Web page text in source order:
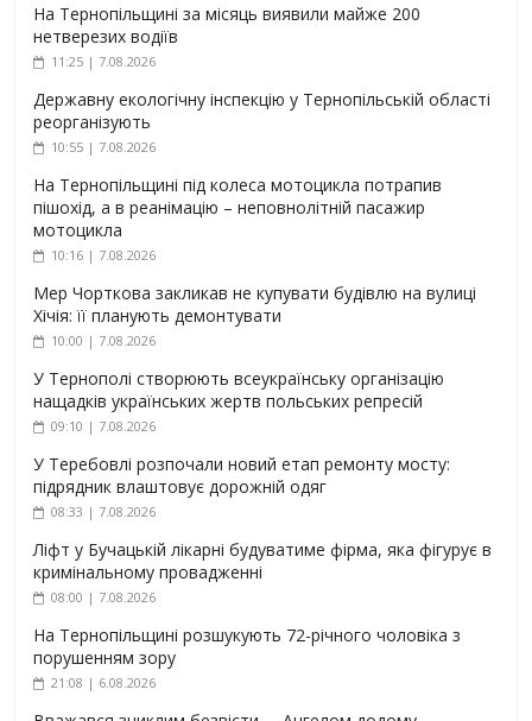
На Тернопільщині за місяць виявили майже 200
нетверезих водіїв
11:25 | 7.08.2026
Державну екологічну інспекцію у Тернопільській області
реорганізують
10:55 | 7.08.2026
На Тернопільщині під колеса мотоцикла потрапив
пішохід, а в реанімацію – неповнолітній пасажир
мотоцикла
10:16 | 7.08.2026
Мер Чорткова закликав не купувати будівлю на вулиці
Хічія: її планують демонтувати
10:00 | 7.08.2026
У Тернополі створюють всеукраїнську організацію
нащадків українських жертв польських репресій
09:10 | 7.08.2026
У Теребовлі розпочали новий етап ремонту мосту:
підрядник влаштовує дорожній одяг
08:33 | 7.08.2026
Ліфт у Бучацькій лікарні будуватиме фірма, яка фігурує в
кримінальному провадженні
08:00 | 7.08.2026
На Тернопільщині розшукують 72-річного чоловіка з
порушенням зору
21:08 | 6.08.2026